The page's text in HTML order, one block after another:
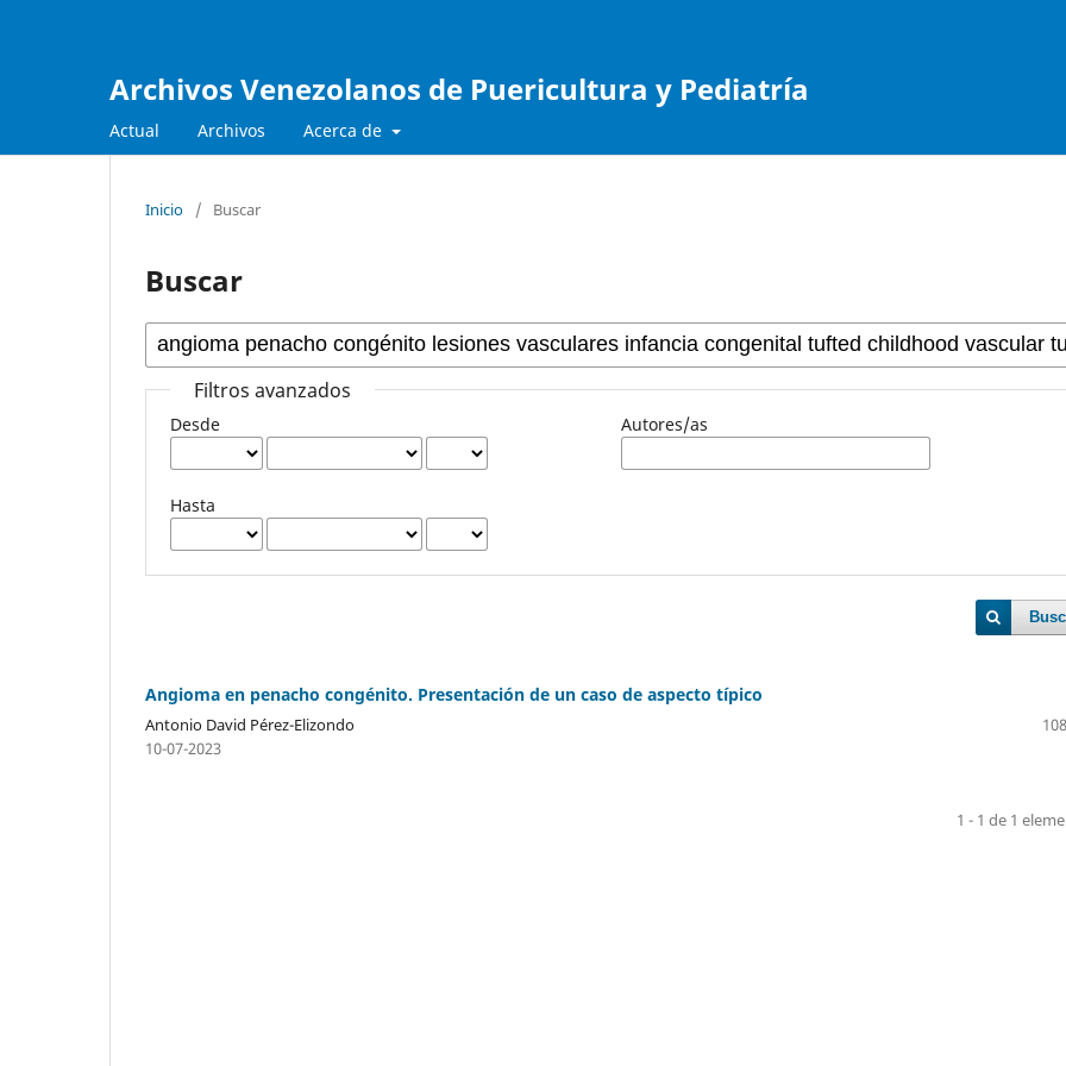
Archivos Venezolanos de Puericultura y Pediatría
Actual Archivos Acerca de
Inicio / Buscar
Buscar
Filtros avanzados
Desde
Hasta
Autores/as
Angioma en penacho congénito. Presentación de un caso de aspecto típico
Antonio David Pérez-Elizondo
10-07-2023
1 - 1 de 1